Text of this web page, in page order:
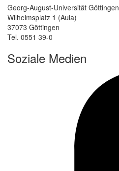
Georg-August-Universität Göttingen
Wilhelmsplatz 1 (Aula)
37073 Göttingen
Tel. 0551 39-0
Soziale Medien